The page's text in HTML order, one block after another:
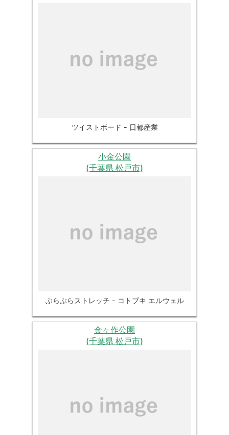
ツイストボード - 日都産業
小金公園
(千葉県 松戸市)
ぶらぶらストレッチ - コトブキ エルウェル
金ヶ作公園
(千葉県 松戸市)